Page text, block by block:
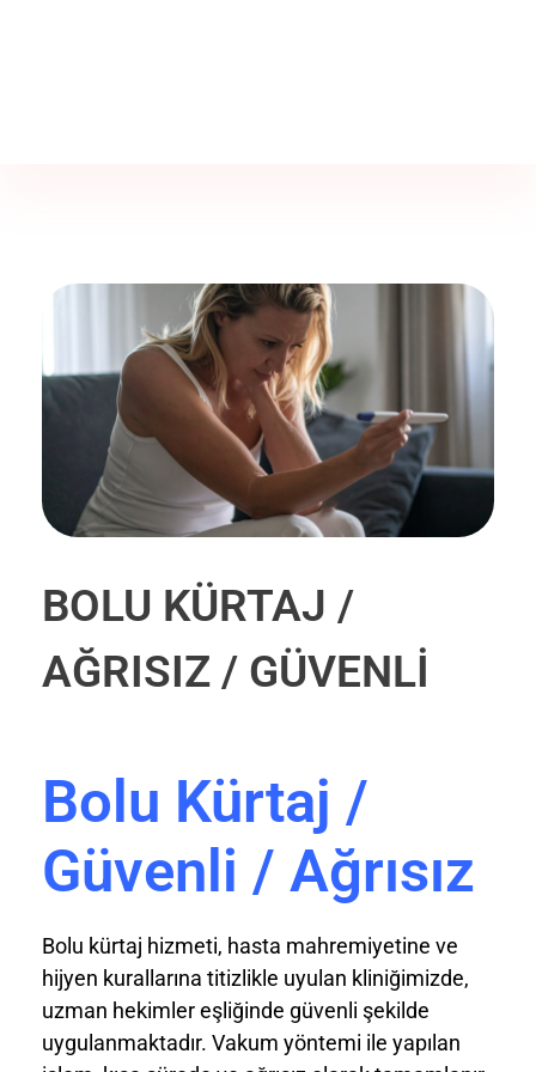
BOLU KÜRTAJ /
AĞRISIZ / GÜVENLİ
Bolu Kürtaj /
Güvenli / Ağrısız
Bolu kürtaj hizmeti, hasta mahremiyetine ve
hijyen kurallarına titizlikle uyulan kliniğimizde,
uzman hekimler eşliğinde güvenli şekilde
uygulanmaktadır. Vakum yöntemi ile yapılan